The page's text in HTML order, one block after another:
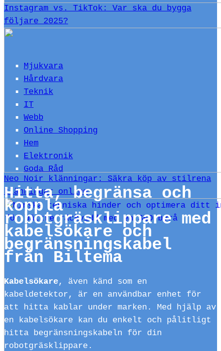
Instagram vs. TikTok: Var ska du bygga
följare 2025?
Neo Noir klänningar: Säkra köp av stilrena
klänningar online
Mjukvara
Hårdvara
Teknik
IT
Webb
Online Shopping
Hem
Elektronik
Goda Råd
Hitta, begränsa och
koppla
robotgräsklippare med
kabelsökare och
begränsningskabel
från Biltema
Kabelsökare, även känd som en
kabeldetektor, är en användbar enhet för
att hitta kablar under marken. Med hjälp av
en kabelsökare kan du enkelt och pålitligt
hitta begränsningskabeln för din
robotgräsklippare.